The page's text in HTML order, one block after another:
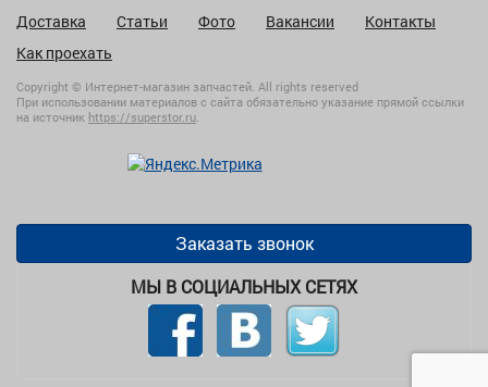
Доставка
Статьи Фото Вакансии
Контакты
Как проехать
Copyright © Интернет-магазин запчастей. All rights reserved
При использовании материалов с сайта обязательно указание прямой ссылки
на источник https://superstor.ru
Заказать звонок
МЫ В СОЦИАЛЬНЫХ СЕТЯХ